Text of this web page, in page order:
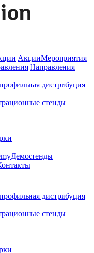
АкцииМероприятия
Направления
дистрибуция
стенды
Демостенды
дистрибуция
стенды